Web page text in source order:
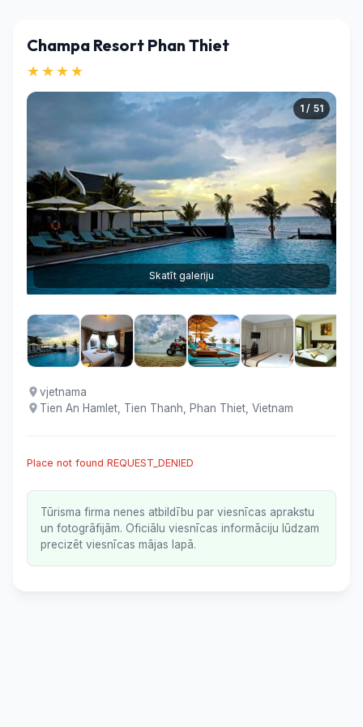
Champa Resort Phan Thiet
★★★★
1 / 51
Skatīt galeriju
vjetnama
Tien An Hamlet, Tien Thanh, Phan Thiet, Vietnam
Place not found REQUEST_DENIED
Tūrisma firma nenes atbildību par viesnīcas aprakstu
un fotogrāfijām. Oficiālu viesnīcas informāciju lūdzam
precizēt viesnīcas mājas lapā.